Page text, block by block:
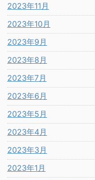
2023年11月
2023年10月
2023年9月
2023年8月
2023年7月
2023年6月
2023年5月
2023年4月
2023年3月
2023年1月